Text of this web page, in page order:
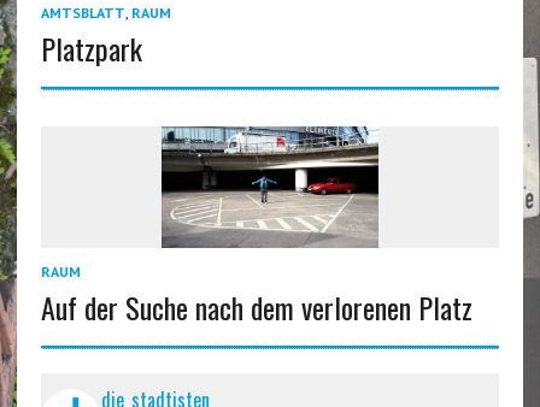
AMTSBLATT, RAUM
Platzpark
RAUM
Auf der Suche nach dem verlorenen Platz
die_stadtisten